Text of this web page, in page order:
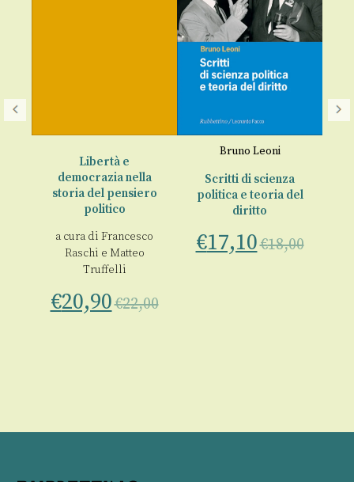
Libertà e
democrazia nella
storia del pensiero
politico
a cura di Francesco
Raschi e Matteo
Truffelli
€20,90€22,00
Bruno Leoni
Scritti di scienza
politica e teoria del
diritto
€17,10€18,00